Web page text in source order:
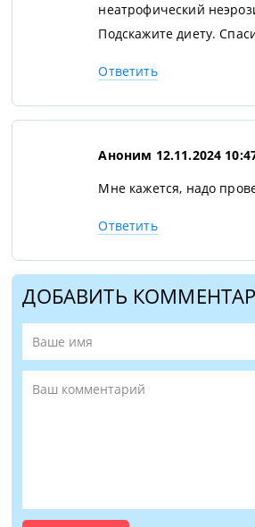
неатрофический
Подскажите диету.
Ответить
Аноним 12.11.2024
Мне кажется, надо
Ответить
ДОБАВИТЬ